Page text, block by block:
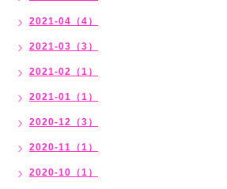
2021-04（4）
2021-03（3）
2021-02（1）
2021-01（1）
2020-12（3）
2020-11（1）
2020-10（1）